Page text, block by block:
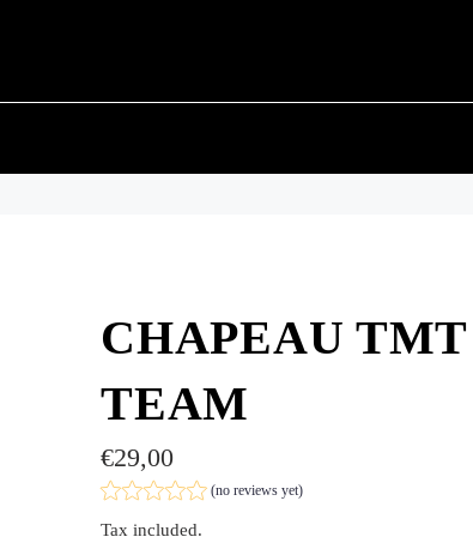
CHAPEAU
TEAM
Regular
price
€29,00
(no reviews yet)
Tax included.